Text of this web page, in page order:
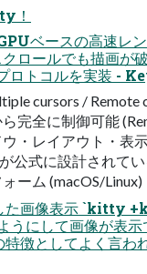
！
ベースの高速レ
ロールでも描画が
ロトコルを実装 -
cursors / Remote
完全に制御可能
・レイアウト・表
公式に設計されて
ーム (macOS/Linux)
た画像表示 `kitty
にして画像が表示
徴としてよく言わ